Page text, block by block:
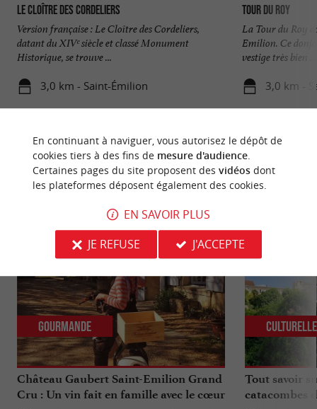
Le Cloître des Cordeliers
Version française : Le Cloître des Cordeliers,
datant du XIVᵉ siècle et classé Monument
Historique, se trouve ...
3,0 km - Saint-Émilion
Tour du Roy
La Tour du Roy
Emilion. Ce
vestige très bien ...
3,0 km -
NOUS AVONS TESTÉPOUR VOUS
Château Gaubert Saint-Emilion Grand
Cru : Un vin fait en famille avec le cœur
Gourmande
Tout savoir
catacombes
Culturelle
En continuant à naviguer, vous autorisez le dépôt de
cookies tiers à des fins de mesure d'audience.
Certaines pages du site proposent des vidéosdont
les plateformes déposent également des cookies.
EN SAVOIR PLUS
JE REFUSE
J'ACCEPTE